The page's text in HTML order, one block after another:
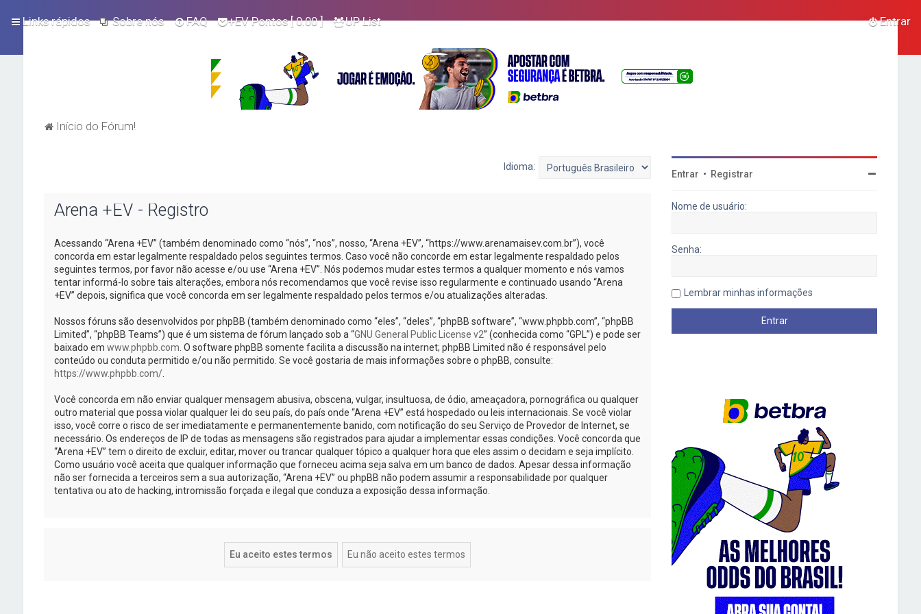
Links rápidos Sobre nós FAQ +EV Pontos[ 0.00 ] UP List Entrar
Início do Fórum!
Idioma:
Arena +EV - Registro
Acessando “Arena +EV” (também denominado como “nós”, “nos”, nosso, “Arena +EV”, “https://www.arenamaisev.com.br”), você
concorda em estar legalmente respaldado pelos seguintes termos. Caso você não concorde em estar legalmente respaldado pelos
seguintes termos, por favor não acesse e/ou use “Arena +EV”. Nós podemos mudar estes termos a qualquer momento e nós vamos
tentar informá-lo sobre tais alterações, embora nós recomendamos que você revise isso regularmente e continuado usando “Arena
+EV” depois, significa que você concorda em ser legalmente respaldado pelos termos e/ou atualizações alteradas.
Nossos fóruns são desenvolvidos por phpBB (também denominado como “eles”, “deles”, “phpBB software”, “www.phpbb.com”, “phpBB
Limited”, “phpBB Teams”) que é um sistema de fórum lançado sob a “GNU General Public License v2” (conhecida como “GPL”) e pode ser
baixado em www.phpbb.com . O software phpBB somente facilita a discussão na internet; phpBB Limited não é responsável pelo
conteúdo ou conduta permitido e/ou não permitido. Se você gostaria de mais informações sobre o phpBB, consulte:
https://www.phpbb.com/.
Você concorda em não enviar qualquer mensagem abusiva, obscena, vulgar, insultuosa, de ódio, ameaçadora, pornográfica ou qualquer
outro material que possa violar qualquer lei do seu país, do país onde “Arena +EV” está hospedado ou leis internacionais. Se você violar
isso, você corre o risco de ser imediatamente e permanentemente banido, com notificação do seu Serviço de Provedor de Internet, se
necessário. Os endereços de IP de todas as mensagens são registrados para ajudar a implementar essas condições. Você concorda que
“Arena +EV” tem o direito de excluir, editar, mover ou trancar qualquer tópico a qualquer hora que eles assim o decidam e seja implícito.
Como usuário você aceita que qualquer informação que forneceu acima seja salva em um banco de dados. Apesar dessa informação
não ser fornecida a terceiros sem a sua autorização, “Arena +EV” ou phpBB não podem assumir a responsabilidade por qualquer
tentativa ou ato de hacking, intromissão forçada e ilegal que conduza a exposição dessa informação.
Entrar • Registrar
Nome de usuário:
Senha:
Lembrar minhas informações